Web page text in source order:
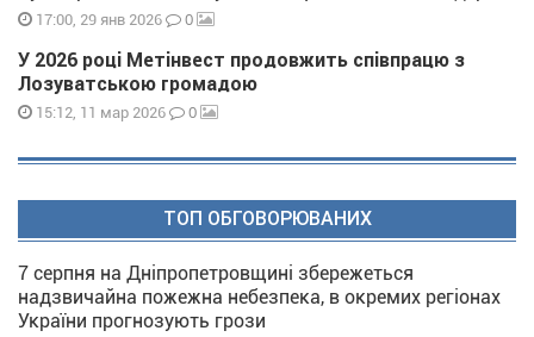
17:00, 29 янв 2026 0
У 2026 році Метінвест продовжить співпрацю з
Лозуватською громадою
15:12, 11 мар 2026 0
ТОП ОБГОВОРЮВАНИХ
7 серпня на Дніпропетровщині збережеться
надзвичайна пожежна небезпека, в окремих регіонах
України прогнозують грози